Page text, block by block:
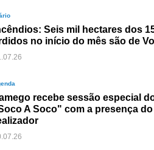
Seis mil hectares dos
no início do mês são de
recebe sessão especial
A Soco" com a presença do